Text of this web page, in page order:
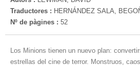
Traductores : HERNÁNDEZ SALA,
Nº de pàgines : 52
Los Minions tienen un nuevo plan:
estrellas del cine de terror. Monstruos,